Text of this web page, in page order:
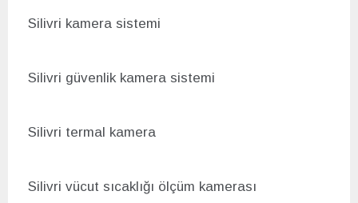
Silivri kamera sistemi
Silivri güvenlik kamera sistemi
Silivri termal kamera
Silivri vücut sıcaklığı ölçüm kamerası